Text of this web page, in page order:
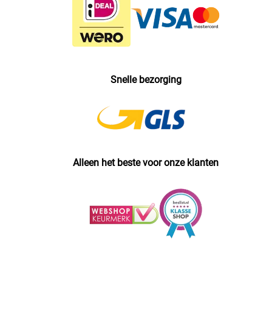
Snelle bezorging
Alleen het beste voor onze klanten